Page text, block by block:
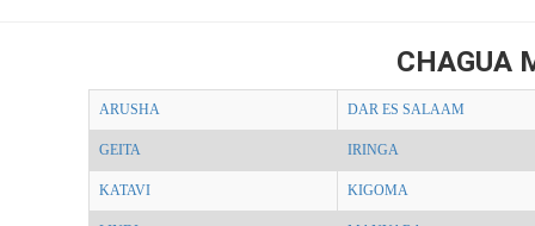
CHAGUA
ARUSHA DAR ES SALAAM
GEITA IRINGA
KATAVI KIGOMA